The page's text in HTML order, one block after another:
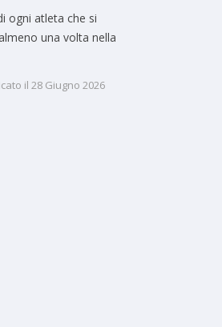
ogni atleta che si
una volta nella
il 28 Giugno 2026